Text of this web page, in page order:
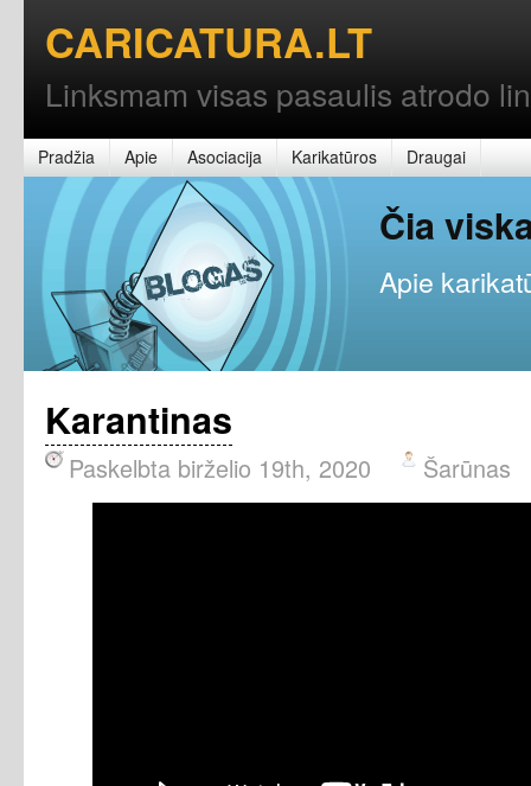
CARICATURA.LT
Linksmam visas pasaulis atrodo
Pradžia Apie Asociacija Karikatūros Draugai
Čia
Apie
Karantinas
Paskelbta birželio 19th, 2020 Šarūnas